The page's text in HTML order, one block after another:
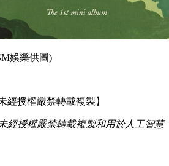
娛樂供圖)
經授權嚴禁轉載複製】
經授權嚴禁轉載複製和用於人工智慧